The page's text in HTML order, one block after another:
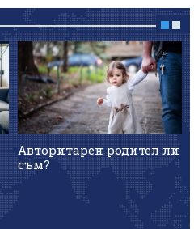
Авторитарен родител ли
съм?